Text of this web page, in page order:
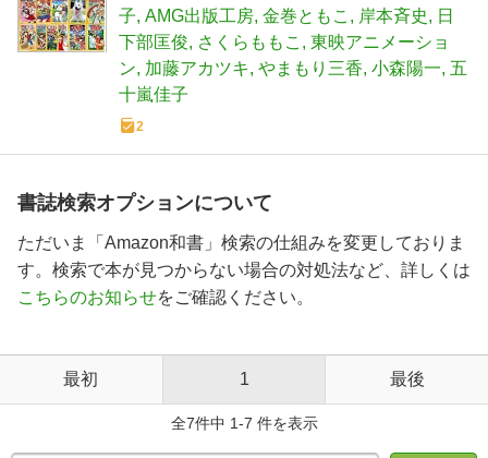
子 AMG出版工房 金巻ともこ 岸本斉史
日
下部匡俊
さくらももこ
東映アニメーショ
ン 加藤アカツキ やまもり三香 小森陽一 五
十嵐佳子
2
書誌検索オプションについて
ただいま「Amazon和書」検索の仕組みを変更しておりま
す。検索で本が見つからない場合の対処法など、詳しくは
こちらのお知らせをご確認ください。
最初 1 最後
全7件中 1-7 件を表示